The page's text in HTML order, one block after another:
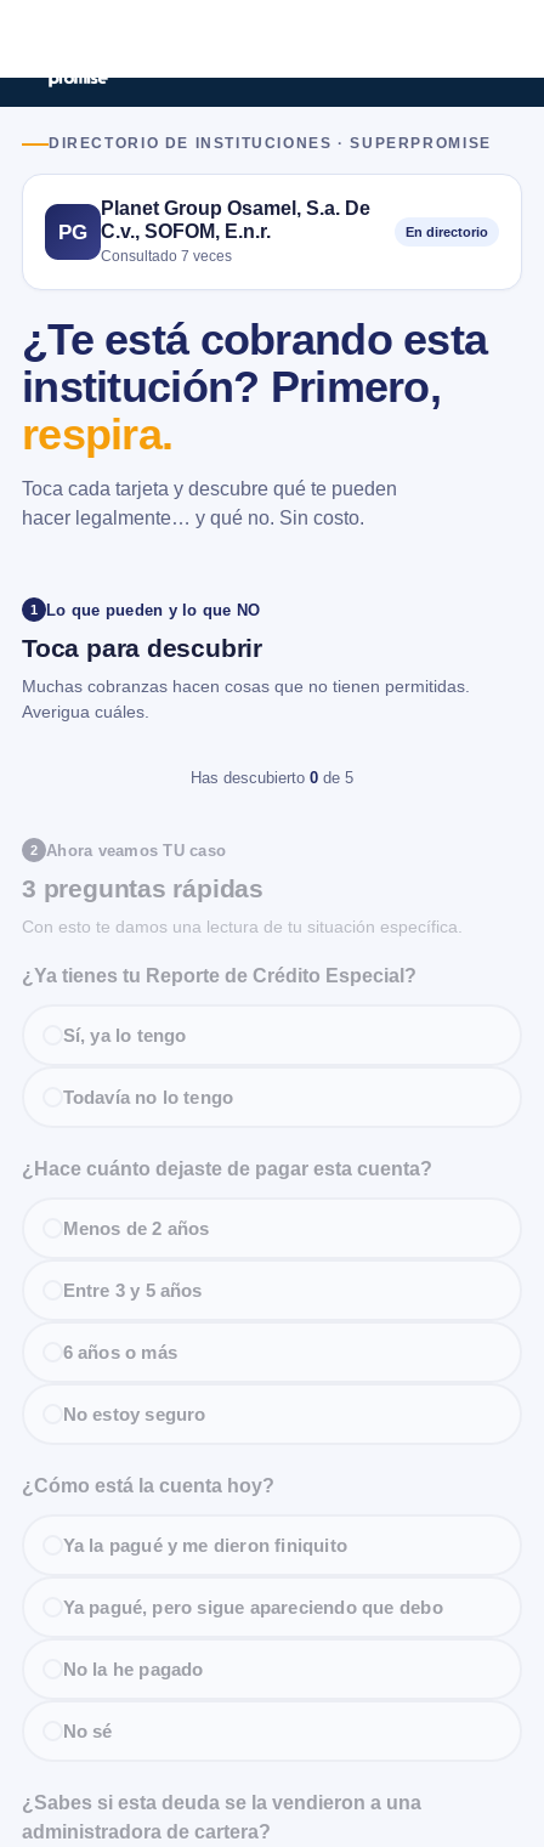
DIRECTORIO DE INSTITUCIONES · SUPERPROMISE
PG
Planet Group Osamel, S.a. De
C.v., SOFOM, E.n.r.
Consultado 7 veces
En directorio
¿Te está cobrando esta
institución? Primero,
respira.
Toca cada tarjeta y descubre qué te pueden
hacer legalmente… y qué no. Sin costo.
1 Lo que pueden y lo que NO
Toca para descubrir
Muchas cobranzas hacen cosas que no tienen permitidas.
Averigua cuáles.
Has descubierto 0 de 5
2 Ahora veamos TU caso
3 preguntas rápidas
Con esto te damos una lectura de tu situación específica.
¿Ya tienes tu Reporte de Crédito Especial?
Sí, ya lo tengo
Todavía no lo tengo
¿Hace cuánto dejaste de pagar esta cuenta?
Menos de 2 años
Entre 3 y 5 años
6 años o más
No estoy seguro
¿Cómo está la cuenta hoy?
Ya la pagué y me dieron finiquito
Ya pagué, pero sigue apareciendo que debo
No la he pagado
No sé
¿Sabes si esta deuda se la vendieron a una
administradora de cartera?